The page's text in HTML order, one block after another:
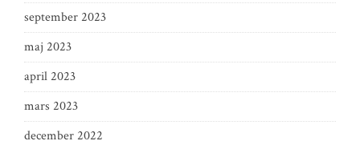
september 2023
maj 2023
april 2023
mars 2023
december 2022